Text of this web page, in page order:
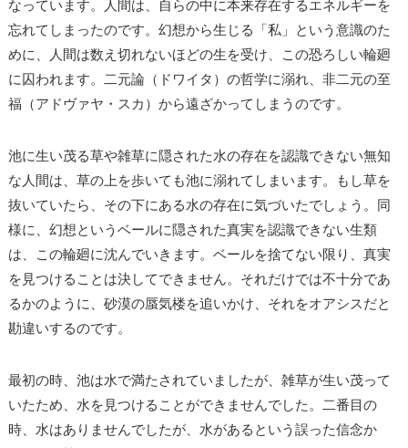
なっています。人間は、自らの中に本来存在するエネルギーを
忘れてしまったのです。幻想から生じる「私」という意識のた
めに、人間は数え切れないほどの生を受け、この恐ろしい輪廻
に囚われます。二元論（ドワイタ）の哲学に溺れ、非二元の至
福（アドヴァヤ・スカ）から遠ざかってしまうのです。
池に生い茂る草や雑草に隠された水の存在を認識できない無知
な人間は、草の上を歩いても池に溺れてしまいます。もし草を
抜いていたら、その下にある水の存在に気づいたでしょう。同
様に、幻想というベールに隠された真実を認識できない生類
は、この輪廻に沈んでいきます。ベールを捨てない限り、真実
を見つけることは決してできません。それだけでは不十分であ
るかのように、砂漠の蜃気楼を追いかけ、それをオアシスだと
勘違いするのです。
最初の時、池は水で満たされていましたが、雑草が生い茂って
いたため、水を見つけることができませんでした。二番目の
時、水はありませんでしたが、水があるという誤った信念か